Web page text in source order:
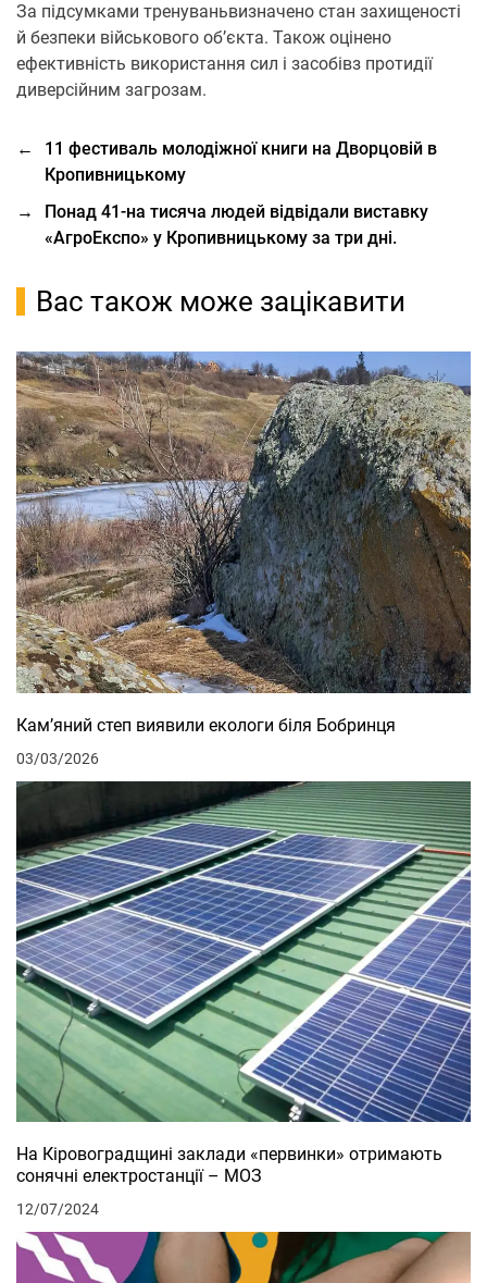
За підсумками тренуваньвизначено стан захищеності
й безпеки військового об’єкта. Також оцінено
ефективність використання сил і засобівз протидії
диверсійним загрозам.
←
11 фестиваль молодіжної книги на Дворцовій в
Кропивницькому
→
Понад 41-на тисяча людей відвідали виставку
«АгpоЕкспо» у Кропивницькому за три дні.
Вас також може зацікавити
Кам’яний степ виявили екологи біля Бобринця
03/03/2026
На Кіровоградщині заклади «первинки» отримають
сонячні електростанції – МОЗ
12/07/2024